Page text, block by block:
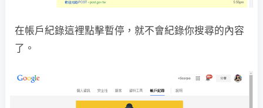
在帳戶紀錄這裡點擊暫停，就不會紀錄你搜尋的內容
了。